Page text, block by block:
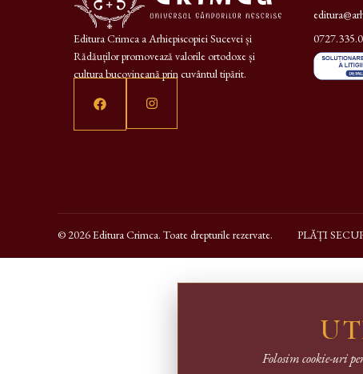
Editura Crimca a Arhiepiscopiei Sucevei și
Rădăuților promovează valorile ortodoxe și
cultura bucovineană prin cuvântul tipărit.
© 2026 Editura Crimca. Toate drepturile rezervate. PLĂȚI
Folosim cookie-uri